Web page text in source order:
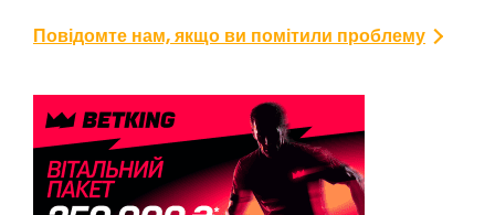
Повідомте нам, якщо ви помітили проблему